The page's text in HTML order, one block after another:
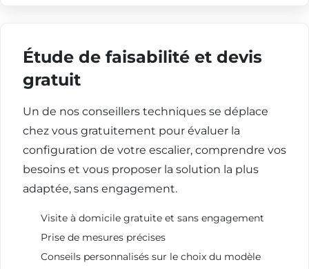
Étude de faisabilité et devis
gratuit
Un de nos conseillers techniques se déplace
chez vous gratuitement pour évaluer la
configuration de votre escalier, comprendre vos
besoins et vous proposer la solution la plus
adaptée, sans engagement.
Visite à domicile gratuite et sans engagement
Prise de mesures précises
Conseils personnalisés sur le choix du modèle